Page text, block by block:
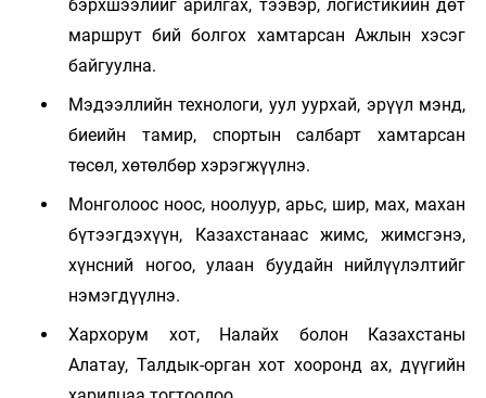
бэрхшээлийг арилгах, тээвэр, логистикийн дөт
маршрут бий болгох хамтарсан Ажлын хэсэг
байгуулна.
Мэдээллийн технологи, уул уурхай, эрүүл мэнд,
биеийн тамир, спортын салбарт хамтарсан
төсөл, хөтөлбөр хэрэгжүүлнэ.
Монголоос ноос, ноолуур, арьс, шир, мах, махан
бүтээгдэхүүн, Казахстанаас жимс, жимсгэнэ,
хүнсний ногоо, улаан буудайн нийлүүлэлтийг
нэмэгдүүлнэ.
Хархорум хот, Налайх болон Казахстаны
Алатау, Талдык-орган хот хооронд ах, дүүгийн